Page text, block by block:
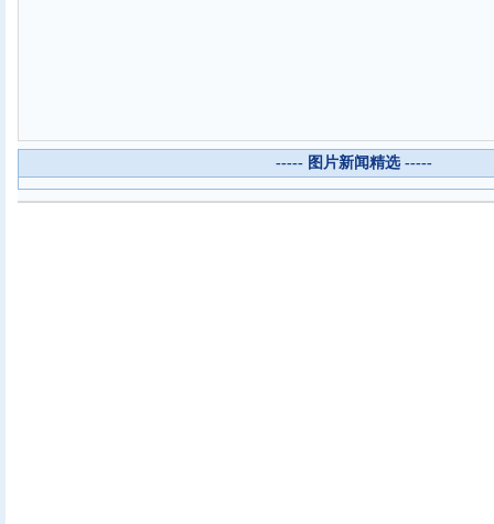
----- 图片新闻精选 -----